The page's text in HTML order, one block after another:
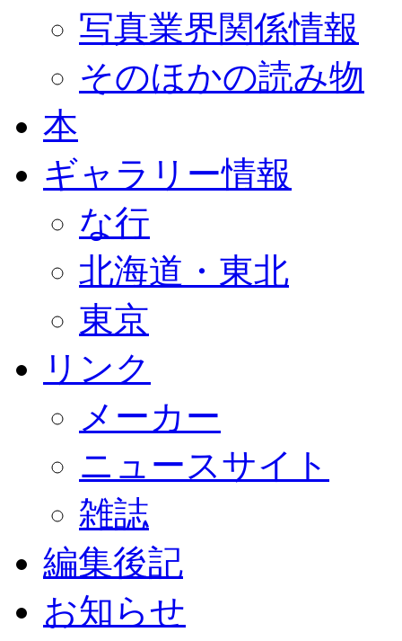
写真業界関係情報
そのほかの読み物
本
ギャラリー情報
な行
北海道・東北
東京
リンク
メーカー
ニュースサイト
雑誌
編集後記
お知らせ